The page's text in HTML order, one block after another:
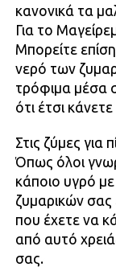
κανονικά τα
Για το
Μπορείτε
νερό των
τρόφιμα μέσα
ότι έτσι
Στις ζύμες για
Όπως όλοι
κάποιο υγρό
ζυμαρικών σας
που έχετε να
από αυτό
σας.